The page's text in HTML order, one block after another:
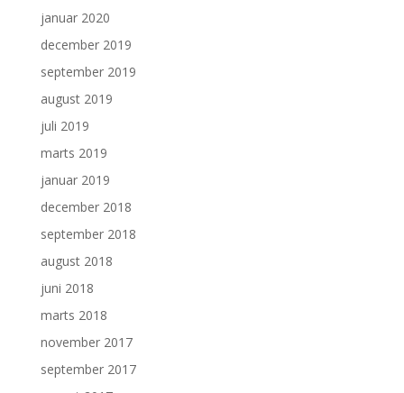
januar 2020
december 2019
september 2019
august 2019
juli 2019
marts 2019
januar 2019
december 2018
september 2018
august 2018
juni 2018
marts 2018
november 2017
september 2017